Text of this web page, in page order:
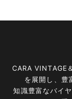
CARA VINTAGE
を展開し、豊
知識豊富なバイ